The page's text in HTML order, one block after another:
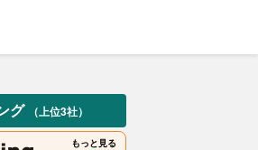
グ （上位3社）
もっと見る